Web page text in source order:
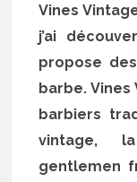
Vines
j’ai
propose
barbe. Vines
barbiers
vintage,
gentlemen